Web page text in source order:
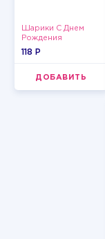
Шарики С Днем
Рождения
118 P
ДОБАВИТЬ